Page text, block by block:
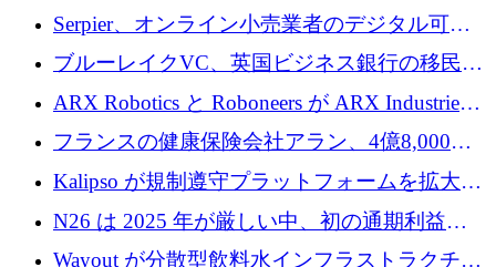
SE3 が自律システム用の空間 AI プラットフォ
ームを発表
Serpier、オンライン小売業者のデジタル可視
性向上を支援するために 140 万ユーロを調達
ブルーレイクVC、英国ビジネス銀行の移民主
導スタートアップ支援で初のファンド獲得に
ARX Robotics と Roboneers が ARX Industries
を設立し、無人地上車両の生産を拡大
フランスの健康保険会社アラン、4億8,000万
ユーロの資金調達ラウンドで合意
Kalipso が規制遵守プラットフォームを拡大す
るために 320 万ドルを調達
N26 は 2025 年が厳しい中、初の通期利益を
達成
Wayout が分散型飲料水インフラストラクチャ